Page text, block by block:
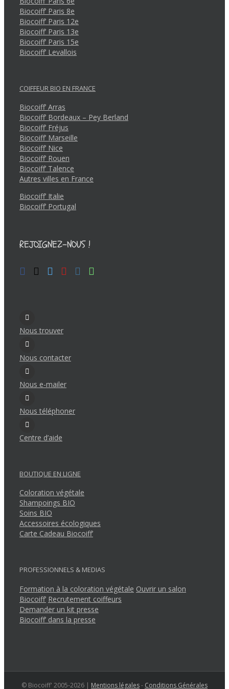
Biocoiff’ Paris 8e
Biocoiff’ Paris 12e
Biocoiff’ Paris 13e
Biocoiff’ Paris 15e
Biocoiff’ Levallois
COIFFEUR BIO EN FRANCE
Biocoiff’ Arras
Biocoiff’ Bordeaux – Pey Berland
Biocoiff’ Fréjus
Biocoiff’ Marseille
Biocoiff’ Nice
Biocoiff’ Rouen
Biocoiff’ Talence
Autres villes en France
Biocoiff’ Italie
Biocoiff’ Portugal
REJOIGNEZ-NOUS !
Nous trouver
Nous contacter
Nous e-mailer
Nous téléphoner
Centre d’aide
BOUTIQUE EN LIGNE
Coloration végétale
Shampoings BIO
Soins BIO
Accessoires écologiques
Carte Cadeau Biocoiff’
PROFESSIONNELS & MEDIAS
Formation à la coloration végétale Ouvrir un salon
Biocoiff’ Recrutement coiffeurs
Demander un kit presse
Biocoiff’ dans la presse
© Biocoiff' 2005-2026 | Mentions légales- Conditions Générales